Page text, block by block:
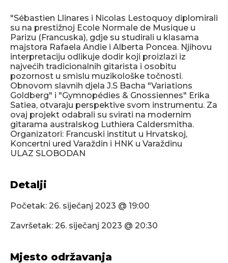
"Sébastien Llinares i Nicolas Lestoquoy diplomirali
su na prestižnoj Ecole Normale de Musique u
Parizu (Francuska), gdje su studirali u klasama
majstora Rafaela Andie i Alberta Poncea. Njihovu
interpretaciju odlikuje dodir koji proizlazi iz
najvećih tradicionalnih gitarista i osobitu
pozornost u smislu muzikološke točnosti.
Obnovom slavnih djela J.S Bacha "Variations
Goldberg" i "Gymnopédies & Gnossiennes" Erika
Satiea, otvaraju perspektive svom instrumentu. Za
ovaj projekt odabrali su svirati na modernim
gitarama australskog Luthiera Caldersmitha.
Organizatori: Francuski institut u Hrvatskoj,
Koncertni ured Varaždin i HNK u Varaždinu
ULAZ SLOBODAN
Detalji
Početak: 26. siječanj 2023 @ 19:00
Završetak: 26. siječanj 2023 @ 20:30
Mjesto održavanja